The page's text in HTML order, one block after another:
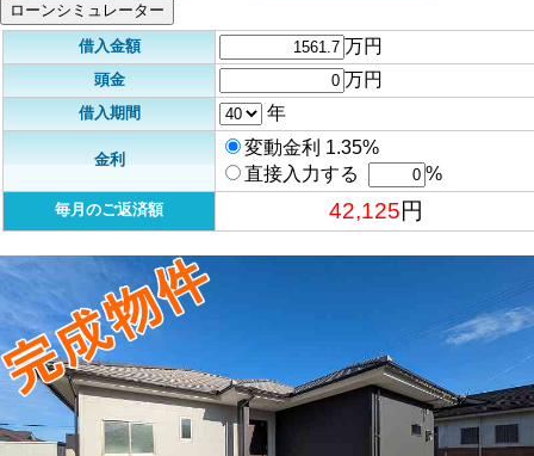
ローンシミュレーター
借入金額
万円
頭金 万円
借入期間 年
金利
変動金利 1.35%
直接入力する
%
毎月のご返済額 42,125円